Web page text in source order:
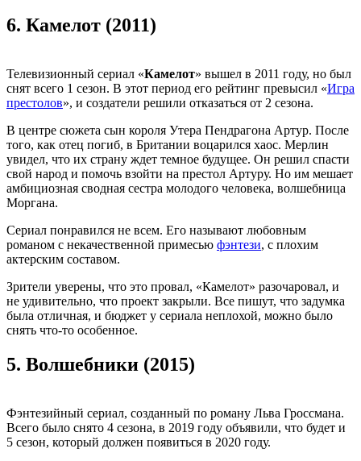
6. Камелот (2011)
Телевизионный сериал «Камелот» вышел в 2011 году, но был
снят всего 1 сезон. В этот период его рейтинг превысил «Игра
престолов», и создатели решили отказаться от 2 сезона.
В центре сюжета сын короля Утера Пендрагона Артур. После
того, как отец погиб, в Британии воцарился хаос. Мерлин
увидел, что их страну ждет темное будущее. Он решил спасти
свой народ и помочь взойти на престол Артуру. Но им мешает
амбициозная сводная сестра молодого человека, волшебница
Моргана.
Сериал понравился не всем. Его называют любовным
романом с некачественной примесью фэнтези, с плохим
актерским составом.
Зрители уверены, что это провал, «Камелот» разочаровал, и
не удивительно, что проект закрыли. Все пишут, что задумка
была отличная, и бюджет у сериала неплохой, можно было
снять что-то особенное.
5. Волшебники (2015)
Фэнтезийный сериал, созданный по роману Льва Гроссмана.
Всего было снято 4 сезона, в 2019 году объявили, что будет и
5 сезон, который должен появиться в 2020 году.